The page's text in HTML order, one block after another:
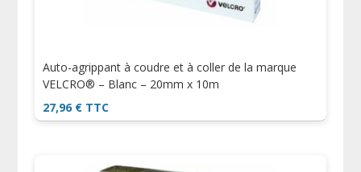
Auto-agrippant à coudre et à coller de la marque
VELCRO® – Blanc – 20mm x 10m
27,96 € TTC